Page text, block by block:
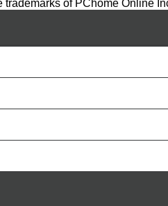
of PChome Online